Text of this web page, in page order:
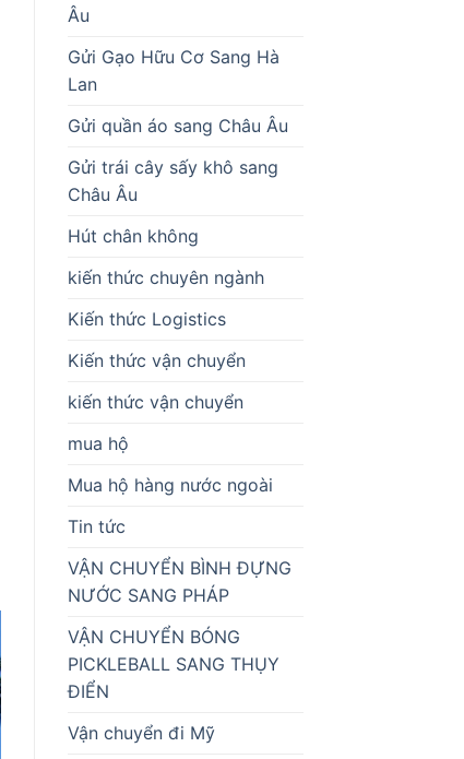
Âu
Gửi Gạo Hữu Cơ Sang Hà
Lan
Gửi quần áo sang Châu Âu
Gửi trái cây sấy khô sang
Châu Âu
Hút chân không
kiến thức chuyên ngành
Kiến thức Logistics
Kiến thức vận chuyển
kiến thức vận chuyển
mua hộ
Mua hộ hàng nước ngoài
Tin tức
VẬN CHUYỂN BÌNH ĐỰNG
NƯỚC SANG PHÁP
VẬN CHUYỂN BÓNG
PICKLEBALL SANG THỤY
ĐIỂN
Vận chuyển đi Mỹ